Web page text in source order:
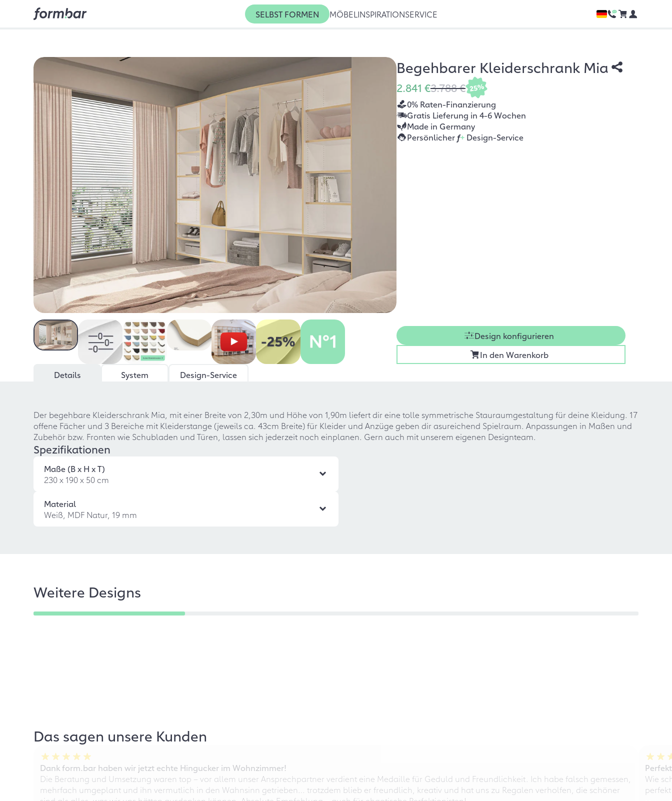
SELBST FORMEN MÖBEL INSPIRATIONSERVICE
Begehbarer Kleiderschrank Mia
2.841 €3.788 € 25%
0% Raten-Finanzierung
Gratis Lieferung in 4-6 Wochen
Made in Germany
Persönlicher f+Design-Service
Design konfigurieren
In den Warenkorb
Details
System Design-Service
Der begehbare Kleiderschrank Mia, mit einer Breite von 2,30m und Höhe von 1,90m liefert dir eine tolle symmetrische Stauraumgestaltung für deine Kleidung. 17
offene Fächer und 3 Bereiche mit Kleiderstange (jeweils ca. 43cm Breite) für Kleider und Anzüge geben dir asureichend Spielraum. Anpassungen in Maßen und
Zubehör bzw. Fronten wie Schubladen und Türen, lassen sich jederzeit noch einplanen. Gern auch mit unserem eigenen Designteam.
Spezifikationen
Maße (B x H x T)
230 x 190 x 50 cm
Material
Weiß, MDF Natur, 19 mm
Weitere Designs
Das sagen unsere Kunden
Dank form.bar haben wir jetzt echte Hingucker im Wohnzimmer!
Die Beratung und Umsetzung waren top – vor allem unser Ansprechpartner verdient eine Medaille für Geduld und Freundlichkeit. Ich habe falsch gemessen,
mehrfach umgeplant und ihn vermutlich in den Wahnsinn getrieben… trotzdem blieb er freundlich, kreativ und hat uns zu Regalen verholfen, die schöner
Wie